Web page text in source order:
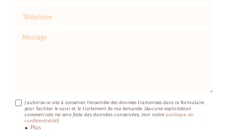
Message
J'autorise ce site à conserver l'ensemble des données transmises dans ce formulaire
pour faciliter le suivi et le traitement de ma demande.(Aucune exploitation
commerciale ne sera faite des données conservées. Voir notrepolitique de
confidentialité)
Plus